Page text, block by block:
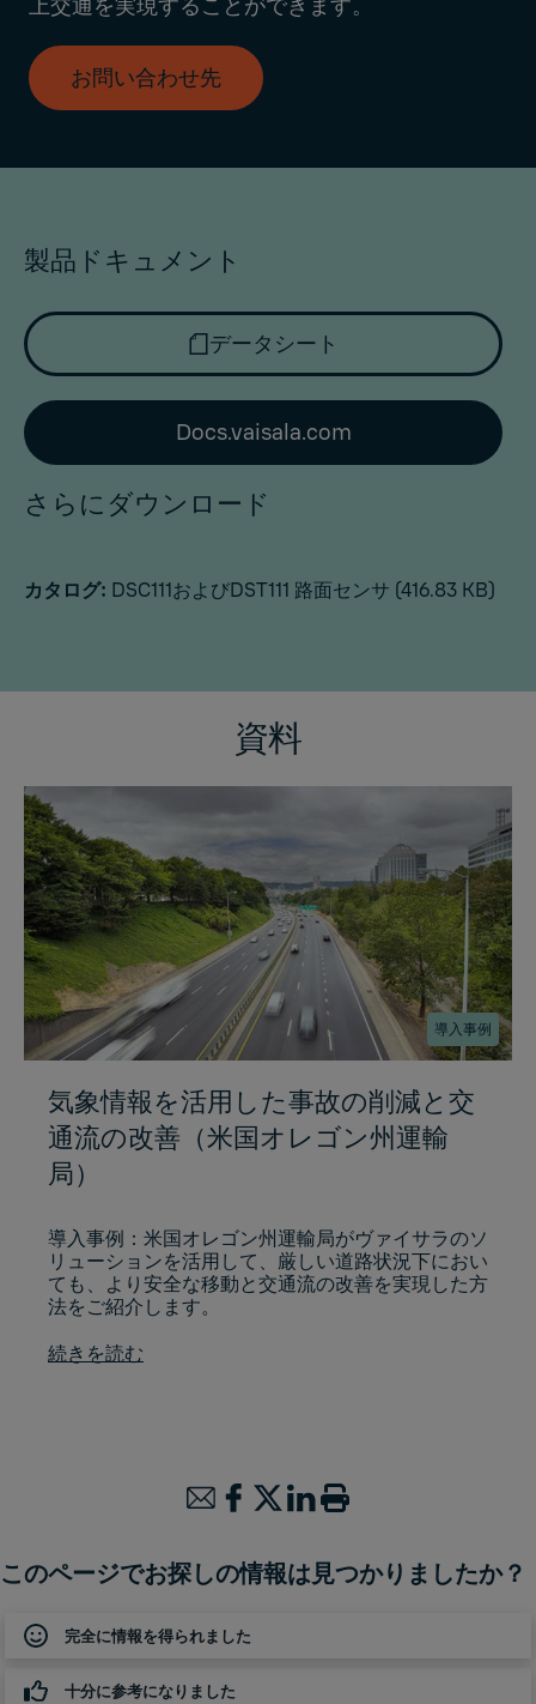
お問い合わせ先
製品ドキュメント
データシート
Docs.vaisala.com
さらにダウンロード
カタログ: DSC111およびDST111 路面センサ (416.83 KB)
資料
導入事例
気象情報を活用した事故の削減と交
通流の改善（米国オレゴン州運輸
局）
導入事例：米国オレゴン州運輸局がヴァイサラのソ
リューションを活用して、厳しい道路状況下におい
ても、より安全な移動と交通流の改善を実現した方
法をご紹介します。
続きを読む
このページでお探しの情報は見つかりましたか？
完全に情報を得られました
十分に参考になりました